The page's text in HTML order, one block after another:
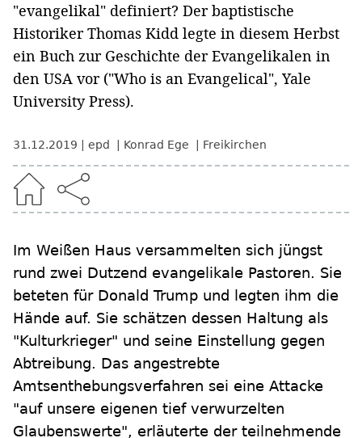
"evangelikal" definiert? Der baptistische
Historiker Thomas Kidd legte in diesem Herbst
ein Buch zur Geschichte der Evangelikalen in
den USA vor ("Who is an Evangelical", Yale
University Press).
31.12.2019 epd Konrad Ege Freikirchen
Im Weißen Haus versammelten sich jüngst
rund zwei Dutzend evangelikale Pastoren. Sie
beteten für Donald Trump und legten ihm die
Hände auf. Sie schätzen dessen Haltung als
"Kulturkrieger" und seine Einstellung gegen
Abtreibung. Das angestrebte
Amtsenthebungsverfahren sei eine Attacke
"auf unsere eigenen tief verwurzelten
Glaubenswerte", erläuterte der teilnehmende